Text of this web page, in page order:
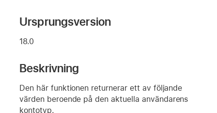
Ursprungsversion
18.0
Beskrivning
Den här funktionen returnerar ett av följande
värden beroende på den aktuella användarens
kontotyp.